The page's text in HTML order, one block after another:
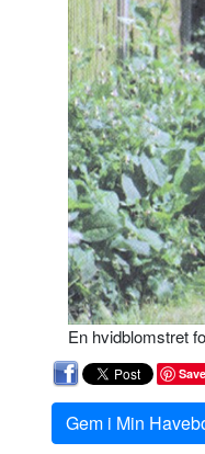
En hvidblomstret
Save
Gem i Min